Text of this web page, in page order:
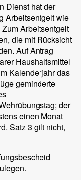
Dienst hat der
Arbeitsentgelt wie
Arbeitsentgelt
die mit Rücksicht
Auf Antrag
Haushaltsmittel
Kalenderjahr das
geminderte
der
einen Monat
Satz 3 gilt nicht,